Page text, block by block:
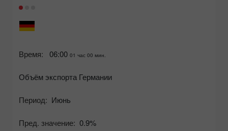
Время: 06:00 01 час 00 мин.
Объём экспорта Германии
Период: Июнь
Пред. значение: 0.9%